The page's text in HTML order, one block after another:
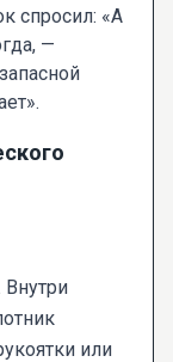
спросил: «А
—
или